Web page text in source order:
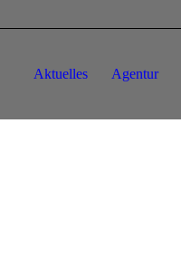
Aktuelles Agentur